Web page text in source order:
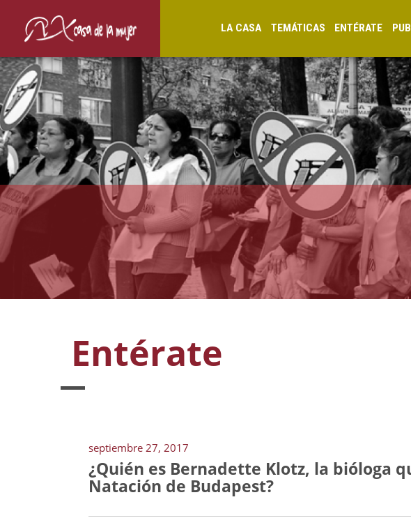
LA CASA TEMÁTICAS ENTÉRATE
Entérate
septiembre 27, 2017
¿Quién es Bernadette Klotz, la bióloga
Natación de Budapest?